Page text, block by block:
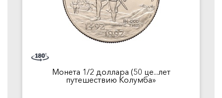
Монета 1/2 доллара (50 це...лет
путешествию Колумба»